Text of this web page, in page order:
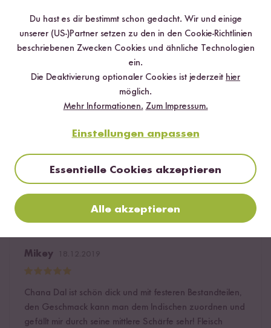
Die Soße finde ich richtig lecker, gut abgeschmeckt mit
ein bisschen Gemüse zum beißen drin. Besonders gut zu
Basmatireis. Bei mir reicht ein Glas für zwei volle Teller
mit Reis, und sie schmeckt ohne was dran zu machen
echt top für ne schnelle Mahlzeit. Ich denke man könnte
man mag. Ich werde definitiv noch einige Gläser
Mikey
Chana Dal ist schön dick und mit festeren Bestandteilen,
den Geschmack kann man dem Indischen zuordnen und
gefällt mir durch seine mittlere Schärfe sehr! Fleisch
Du hast es dir bestimmt schon gedacht. Wir und einige
unserer (US-)Partner setzen zu den in den Cookie-Richtlinien
beschriebenen Zwecken Cookies und ähnliche Technologien
ein.
Die Deaktivierung optionaler Cookies ist jederzeit hier
möglich.
Mehr Informationen. Zum Impressum.
Einstellungen anpassen
Essentielle Cookies akzeptieren
Alle akzeptieren